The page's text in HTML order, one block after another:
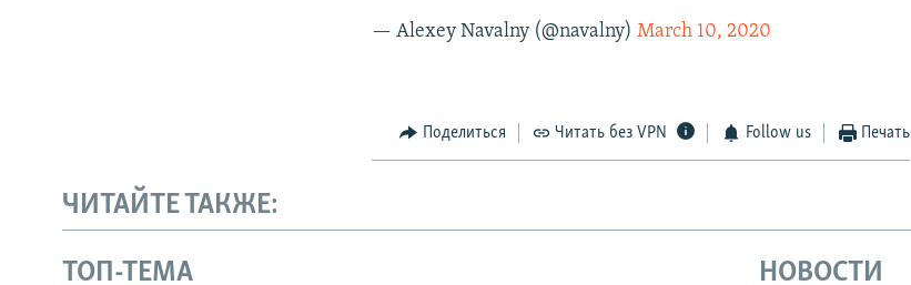
— Alexey Navalny (@navalny)March 10, 2020
Поделиться Читать без VPN Follow us Печать
ЧИТАЙТЕ ТАКЖЕ:
ТОП-ТЕМА НОВОСТИ